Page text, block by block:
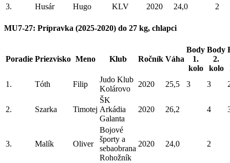
3. Husár Hugo KLV 2020 24,0 2
MU7-27: Prípravka (2025-2020) do 27 kg, chlapci
Poradie Priezvisko Meno Klub Ročník Váha
Body
1.
kolo
Body
2.
kolo
1.
Tóth Filip
Judo Klub
Kolárovo
2020 25,5 3 3
2. Szarka Timotej
ŠK
Arkádia
Galanta
2020 26,2 4
3. Malík Oliver
Bojové
športy a
sebaobrana
Rohožník
2020 24,0 2